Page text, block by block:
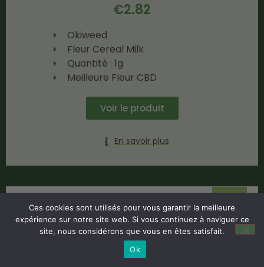
€2.82
Okiweed
Fleur Cereal Milk
Quantité : 1g
Meilleure Fleur CBD
Voir le produit
En savoir plus
-60%
Ces cookies sont utilisés pour vous garantir la meilleure
expérience sur notre site web. Si vous continuez à naviguer ce
site, nous considérons que vous en êtes satisfait.
Ok